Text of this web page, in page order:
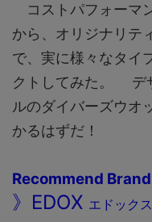
コストパフォーマ
から、オリジナリテ
で、実に様々なタイ
クトしてみた。 デ
ルのダイバーズウオ
かるはずだ！
Recommend Brand
》EDOX エドックス